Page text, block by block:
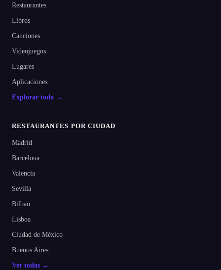
Restaurantes
Libros
Canciones
Videojuegos
Lugares
Aplicaciones
Explorar todo →
RESTAURANTES POR CIUDAD
Madrid
Barcelona
Valencia
Sevilla
Bilbao
Lisboa
Ciudad de México
Buenos Aires
Ver todas →